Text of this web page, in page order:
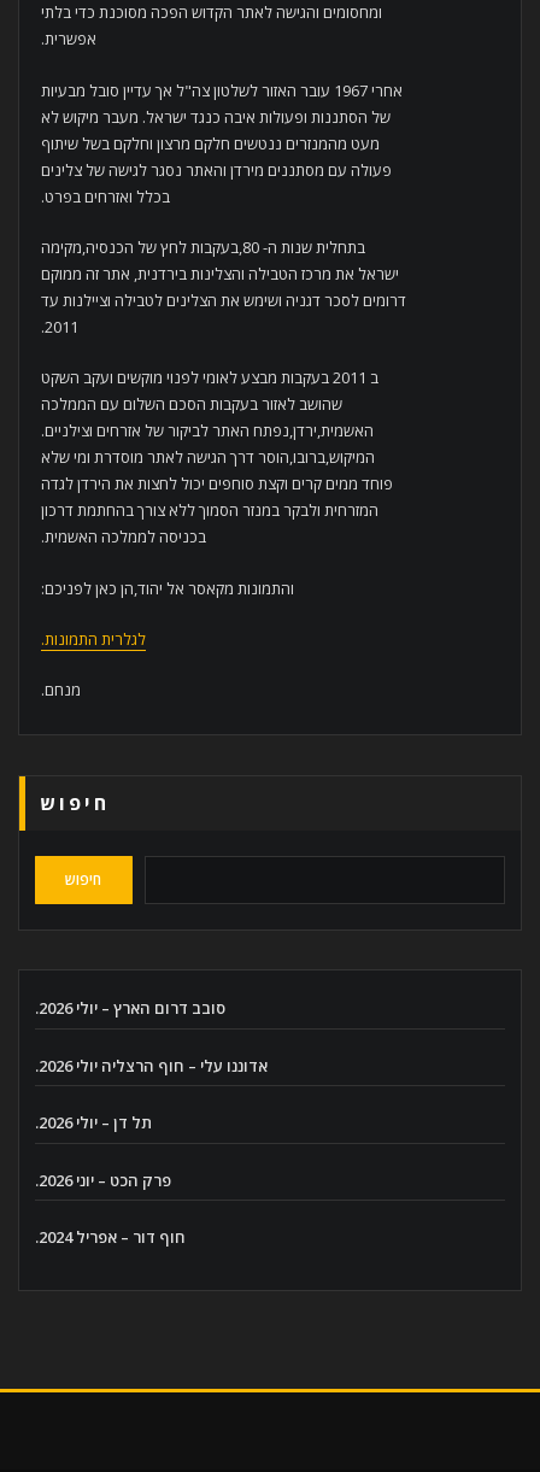
ומחסומים והגישה לאתר הקדוש הפכה מסוכנת כדי בלתי
אפשרית.
אחרי 1967 עובר האזור לשלטון צה"ל אך עדיין סובל מבעיות
של הסתננות ופעולות איבה כנגד ישראל. מעבר מיקוש לא
מעט מהמנזרים ננטשים חלקם מרצון וחלקם בשל שיתוף
פעולה עם מסתננים מירדן והאתר נסגר לגישה של צלינים
בכלל ואזרחים בפרט.
בתחלית שנות ה- 80,בעקבות לחץ של הכנסיה,מקימה
ישראל את מרכז הטבילה והצלינות בירדנית, אתר זה ממוקם
דרומים לסכר דגניה ושימש את הצלינים לטבילה וציילנות עד
2011.
ב 2011 בעקבות מבצע לאומי לפנוי מוקשים ועקב השקט
שהושב לאזור בעקבות הסכם השלום עם הממלכה
האשמית,ירדן,נפתח האתר לביקור של אזרחים וצילניים.
המיקוש,ברובו,הוסר דרך הגישה לאתר מוסדרת ומי שלא
פוחד ממים קרים וקצת סוחפים יכול לחצות את הירדן לגדה
המזרחית ולבקר במנזר הסמוך ללא צורך בהחתמת דרכון
בכניסה לממלכה האשמית.
והתמונות מקאסר אל יהוד,הן כאן לפניכם:
לגלרית התמונות.
מנחם.
חיפוש
חיפוש
סובב דרום הארץ – יולי 2026.
אדוננו עלי – חוף הרצליה יולי 2026.
תל דן – יולי 2026.
פרק הכט – יוני 2026.
חוף דור – אפריל 2024.